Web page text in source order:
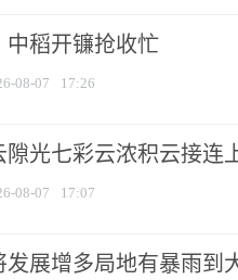
中稻开镰抢收忙
08-07 17:26
隙光七彩云浓积云接连
08-07 17:07
发展增多局地有暴雨到